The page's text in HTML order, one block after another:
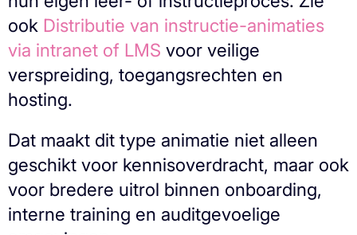
ook Distributie van instructie-animaties
via intranet of LMS voor veilige
verspreiding, toegangsrechten en
hosting.
Dat maakt dit type animatie niet alleen
geschikt voor kennisoverdracht, maar ook
voor bredere uitrol binnen onboarding,
interne training en auditgevoelige